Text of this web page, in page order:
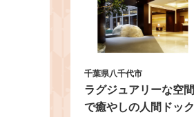
千葉県八千代市
ラグジュアリーな空間
で癒やしの人間ドック